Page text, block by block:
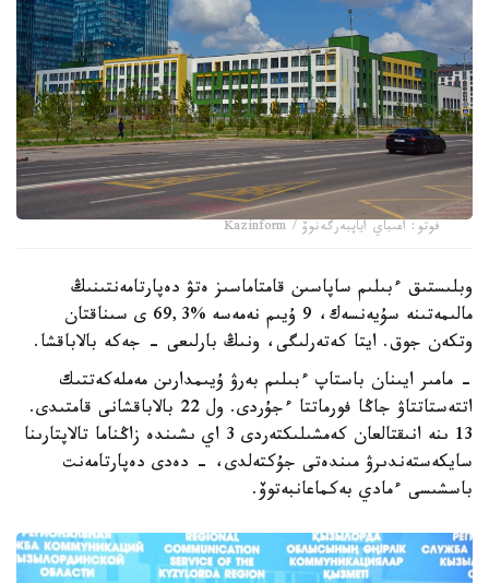
فوتو: اعىباي اياپبەرگەنوۆ / Kazinform
وبلىستىق ءبىلىم ساپاسىن قامتاماسىز ەتۋ دەپارتامەنتىنىڭ
مالىمەتىنە سۇيەنسەك، 9 ۇيىم نەمەسە %69,3 ى سىناقتان
وتكەن جوق. ايتا كەتەرلىگى، ونىڭ بارلىعى - جەكە بالاباقشا.
- مامىر ايىنان باستاپ ءبىلىم بەرۋ ۇيىمدارىن مەملەكەتتىك
اتتەستاتتاۋ جاڭا فورماتتا ءجۇردى. ول 22 بالاباقشانى قامتىدى.
13 ىنە انىقتالعان كەمشىلىكتەردى 3 اي ىشىندە زاڭناما تالاپتارىنا
سايكەستەندىرۋ مىندەتى جۇكتەلدى، - دەدى دەپارتامەنت
باسشىسى ءمادي بەكماعانبەتوۆ.